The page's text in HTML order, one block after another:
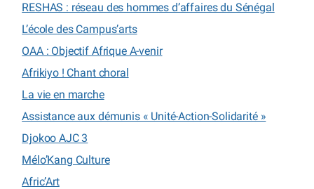
RESHAS : réseau des hommes d’affaires du Sénégal
L’école des Campus’arts
OAA : Objectif Afrique A-venir
Afrikiyo ! Chant choral
La vie en marche
Assistance aux démunis « Unité-Action-Solidarité »
Djokoo AJC 3
Mélo’Kang Culture
Afric’Art